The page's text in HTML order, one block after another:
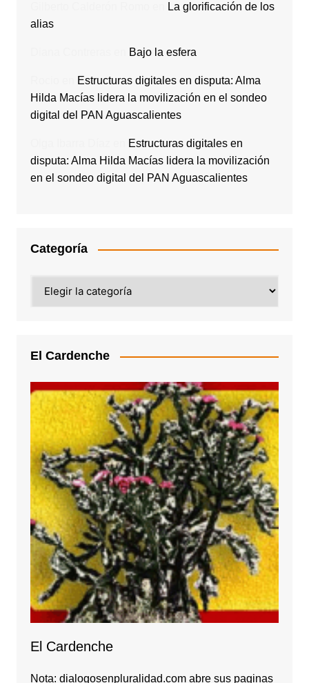
La glorificación de los
alias
Bajo la esfera
Estructuras digitales en disputa: Alma
Hilda Macías lidera la movilización en el sondeo
digital del PAN Aguascalientes
Estructuras digitales en
disputa: Alma Hilda Macías lidera la movilización
en el sondeo digital del PAN Aguascalientes
Categoría
El Cardenche
El Cardenche
Nota: dialogosenpluralidad.com abre sus paginas